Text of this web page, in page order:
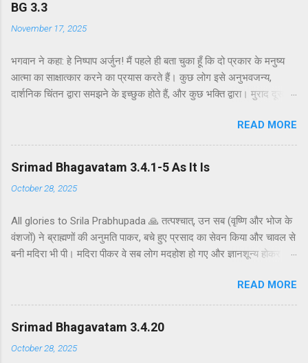
BG 3.3
November 17, 2025
भगवान ने कहा: हे निष्पाप अर्जुन! मैं पहले ही बता चुका हूँ कि दो प्रकार के मनुष्य
आत्मा का साक्षात्कार करने का प्रयास करते हैं। कुछ लोग इसे अनुभवजन्य,
दार्शनिक चिंतन द्वारा समझने के इच्छुक होते हैं, और कुछ भक्ति द्वारा। मुराद दूसरे
कर्मयोग या बुद्धियोग। इस श्लोक में भगवान इसे और भी स्पष्ट रूप से समझाते हैं।
सांख्ययोग, अर्थात् आत्मा और पदार्थ की प्रकृति का विश्लेषणात्मक अध्ययन, उन
लोगों के लिए विषय है जो प्रयोगात्मक ज्ञान और दर्शन द्वारा अनुमान लगाने और
समझने के इच्छुक हैं। दूसरे वर्ग के लोग कृष्णभावनामृत में कर्म करते हैं, जैसा कि
दूसरे अध्याय के इकसठवें श्लोक में बताया गया है। भगवान ने उनतीसवें श्लोक में भी
कर्म के बंधनों से मुक्त हो सकता है; और इसके अतिरिक्त, इस प्रक्रिया में कोई दोष
नहीं है। इकसठवें श्लोक में यही सिद्धांत अधिक स्पष्ट रूप से समझाया गया है - कि
यह बुद्धि-योग पूर्णतः परब्रह्म (या अधिक विशिष्ट रूप से, कृष्ण पर) ...
READ MORE
Srimad Bhagavatam 3.4.1-5 As It Is
October 28, 2025
All glories to Srila Prabhupada 🙏 तत्पश्चात्, उन सब (वृष्णि और भोज के
वंशजों) ने ब्राह्मणों की अनुमति पाकर, बचे हुए प्रसाद का सेवन किया और चावल से
बनी मदिरा भी पी। मदिरा पीकर वे सब लोग मदहोश हो गए और ज्ञानशून्य होकर
वैष्णवों को भव्य भोजन कराया जाता है, तो यजमान अतिथि की अनुमति के बाद ही
बचे हुए भोजन को ग्रहण करता है। अतः वृष्णि और भोज के वंशजों ने ब्राह्मणों से
औपचारिक रूप से अनुमति ली और तैयार भोजन ग्रहण किया। क्षत्रियों को कुछ
अवसरों पर मदिरापान की अनुमति होती है, इसलिए उन्होंने चावल से बनी एक
प्रकार की हल्की मदिरा पी। इस प्रकार मदिरापान करने से वे उन्मत्त और
READ MORE
Srimad Bhagavatam 3.4.20
October 28, 2025